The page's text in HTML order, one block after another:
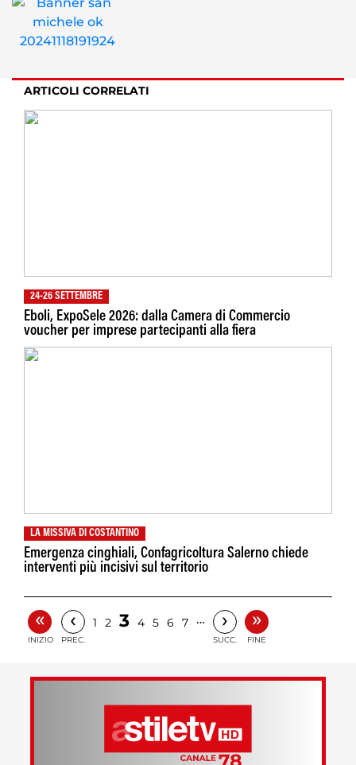
ARTICOLI CORRELATI
24-26 SETTEMBRE
Eboli, ExpoSele 2026: dalla Camera di Commercio
voucher per imprese partecipanti alla fiera
LA MISSIVA DI COSTANTINO
Emergenza cinghiali, Confagricoltura Salerno chiede
interventi più incisivi sul territorio
«
INIZIO
‹
PREC.
1 2 3 4 5 6 7 … ›
SUCC.
»
FINE